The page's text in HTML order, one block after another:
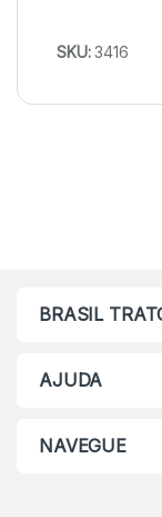
SKU:3416
BRASIL
AJUDA
NAVEGUE